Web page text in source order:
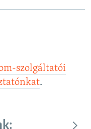
szolgáltatói
.